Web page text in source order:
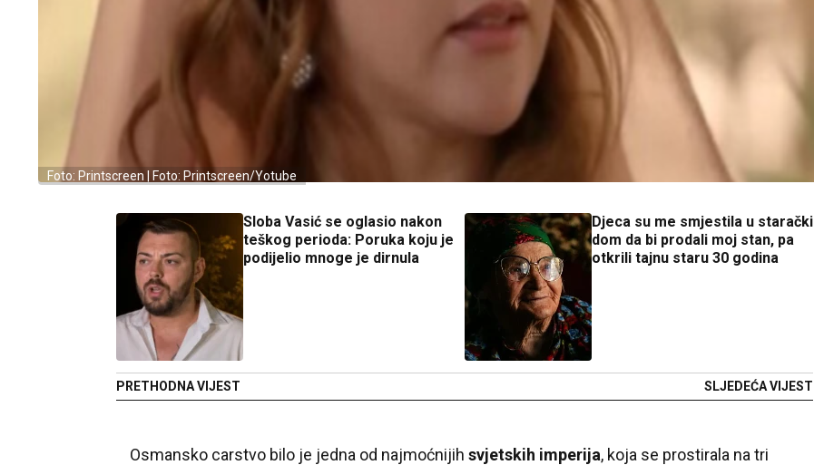
Foto: Printscreen | Foto: Printscreen/Yotube
Sloba Vasić se oglasio nakon
teškog perioda: Poruka koju je
podijelio mnoge je dirnula
PRETHODNA VIJEST
Djeca su me smjestila u starački
dom da bi prodali moj stan, pa
otkrili tajnu staru 30 godina
SLJEDEĆA VIJEST
Osmansko carstvo bilo je jedna od najmoćnijih svjetskih imperija, koja se prostirala na tri